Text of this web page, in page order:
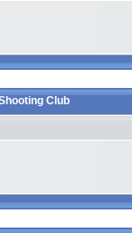
Club